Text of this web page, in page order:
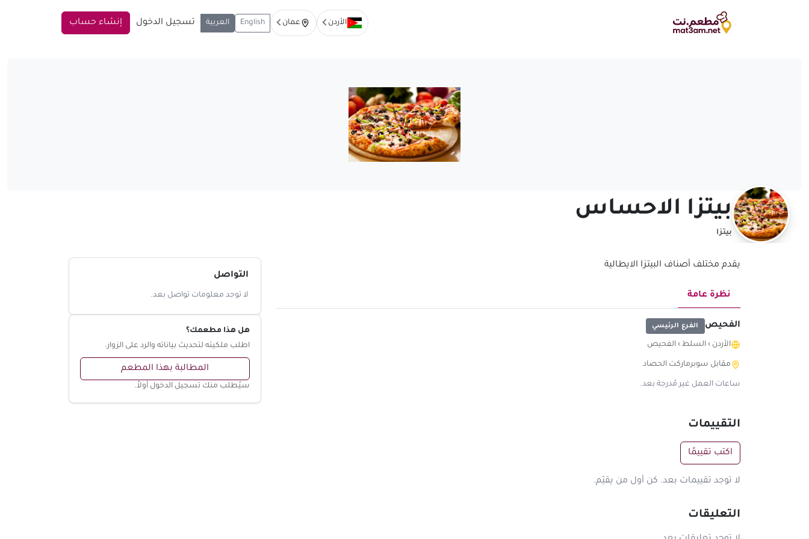
الأردن عمان English العربية تسجيل الدخول إنشاء حساب
بيتزا الاحساس
بيتزا
يقدم مختلف أصناف البيتزا الايطالية
نظرة عامة
الفحيص الفرع الرئيسي
الأردن › السلط › الفحيص
مقابل سوبرماركت الحصاد
ساعات العمل غير مُدرجة بعد.
التقييمات
اكتب تقييمًا
لا توجد تقييمات بعد. كن أول من يقيّم.
التعليقات
التواصل
لا توجد معلومات تواصل بعد.
هل هذا مطعمك؟
اطلب ملكيته لتحديث بياناته والرد على الزوار.
المطالبة بهذا المطعم
سيُطلب منك تسجيل الدخول أولاً.